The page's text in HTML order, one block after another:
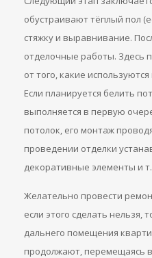
обустраивают тёплый пол
стяжку и выравнивание.
отделочные работы. Здесь
от того, какие
Если планируется белить
выполняется в первую
потолок, его монтаж
проведении отделки
декоративные элементы и
Желательно провести
если этого сделать нельзя,
дальнего помещения
продолжают, перемещаясь